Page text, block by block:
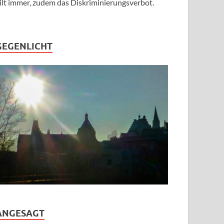
immer, zudem das Diskriminierungsverbot.